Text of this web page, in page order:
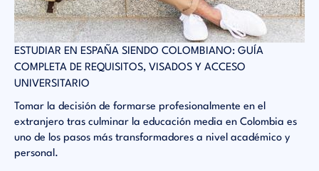
ESTUDIAR EN ESPAÑA SIENDO COLOMBIANO: GUÍA
COMPLETA DE REQUISITOS, VISADOS Y ACCESO
UNIVERSITARIO
Tomar la decisión de formarse profesionalmente en el
extranjero tras culminar la educación media en Colombia es
uno de los pasos más transformadores a nivel académico y
personal.